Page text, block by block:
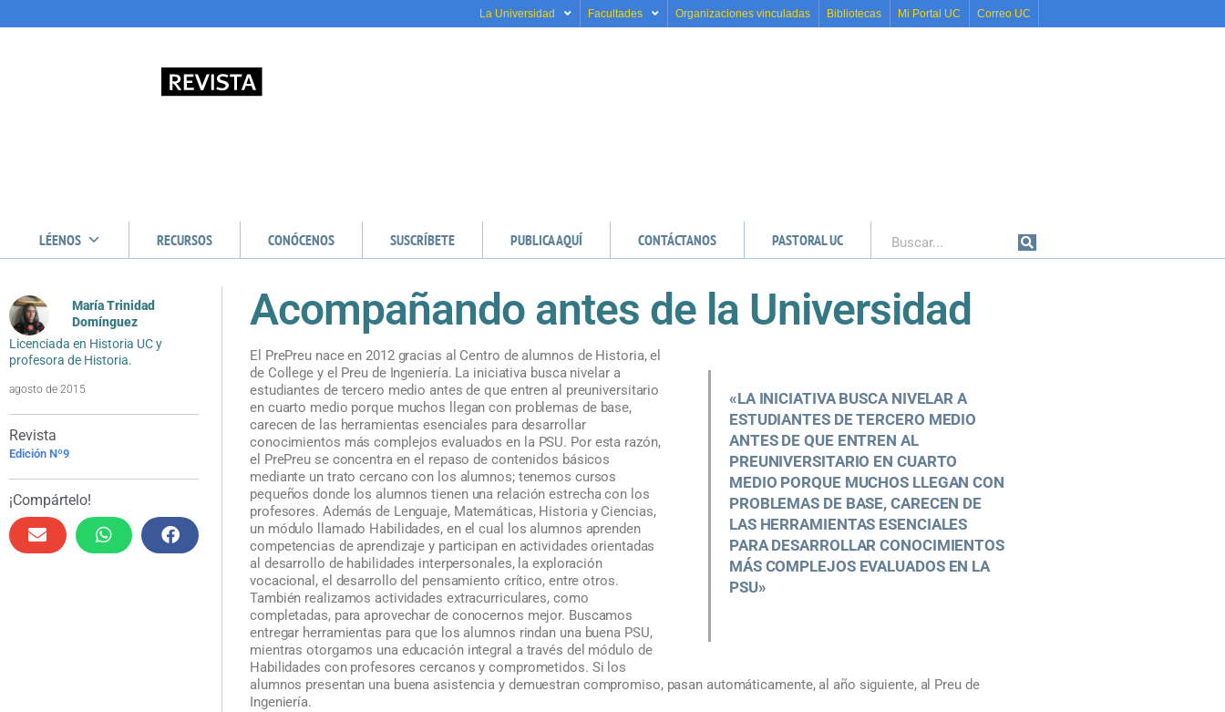
La Universidad Facultades Organizaciones vinculadas Bibliotecas Mi Portal UC Correo UC
LÉENOS RECURSOS CONÓCENOS SUSCRÍBETE PUBLICA AQUÍ CONTÁCTANOS PASTORAL UC Buscar
María Trinidad
Domínguez
Licenciada en Historia UC y
profesora de Historia.
agosto de 2015
Revista
Edición Nº9
¡Compártelo!
Acompañando antes de la Universidad
«LA INICIATIVA BUSCA NIVELAR A
ESTUDIANTES DE TERCERO MEDIO
ANTES DE QUE ENTREN AL
PREUNIVERSITARIO EN CUARTO
MEDIO PORQUE MUCHOS LLEGAN CON
PROBLEMAS DE BASE, CARECEN DE
LAS HERRAMIENTAS ESENCIALES
PARA DESARROLLAR CONOCIMIENTOS
MÁS COMPLEJOS EVALUADOS EN LA
PSU»
El PrePreu nace en 2012 gracias al Centro de alumnos de Historia, el
de College y el Preu de Ingeniería. La iniciativa busca nivelar a
estudiantes de tercero medio antes de que entren al preuniversitario
en cuarto medio porque muchos llegan con problemas de base,
carecen de las herramientas esenciales para desarrollar
conocimientos más complejos evaluados en la PSU. Por esta razón,
el PrePreu se concentra en el repaso de contenidos básicos
mediante un trato cercano con los alumnos; tenemos cursos
pequeños donde los alumnos tienen una relación estrecha con los
profesores. Además de Lenguaje, Matemáticas, Historia y Ciencias,
un módulo llamado Habilidades, en el cual los alumnos aprenden
competencias de aprendizaje y participan en actividades orientadas
al desarrollo de habilidades interpersonales, la exploración
vocacional, el desarrollo del pensamiento crítico, entre otros.
También realizamos actividades extracurriculares, como
completadas, para aprovechar de conocernos mejor. Buscamos
entregar herramientas para que los alumnos rindan una buena PSU,
mientras otorgamos una educación integral a través del módulo de
Habilidades con profesores cercanos y comprometidos. Si los
alumnos presentan una buena asistencia y demuestran compromiso, pasan automáticamente, al año siguiente, al Preu de
Ingeniería.